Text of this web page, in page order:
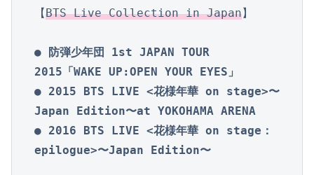
【BTS Live Collection in Japan】
● 防弾少年団 1st JAPAN TOUR
2015「WAKE UP:OPEN YOUR EYES」
● 2015 BTS LIVE <花様年華 on stage>〜
Japan Edition〜at YOKOHAMA ARENA
● 2016 BTS LIVE <花様年華 on stage：
epilogue>〜Japan Edition〜